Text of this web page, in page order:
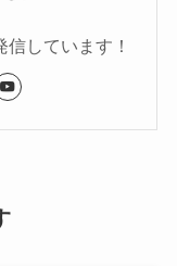
しています！